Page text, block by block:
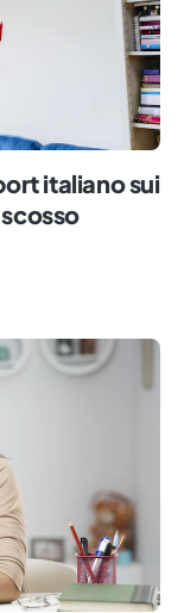
italiano sui